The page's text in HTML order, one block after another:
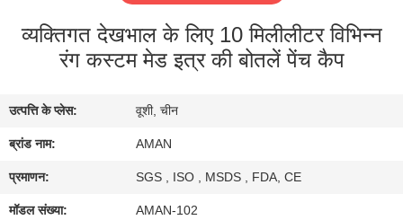
हमारे
कारखाना
दौरा
व्यक्तिगत देखभाल के लिए 10 मिलीलीटर विभिन्न
रंग कस्टम मेड इत्र की बोतलें पेंच कैप
उत्पत्ति के प्लेस: वूशी, चीन
ब्रांड नाम: AMAN
प्रमाणन: SGS , ISO , MSDS , FDA, CE
मॉडल संख्या: AMAN-102